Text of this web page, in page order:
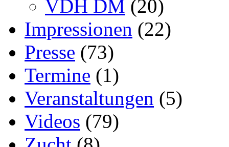
VDH DM (20)
Impressionen (22)
Presse (73)
Termine (1)
Veranstaltungen (5)
Videos (79)